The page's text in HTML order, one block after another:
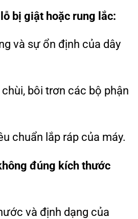
bị giật hoặc rung lắc:
và sự ổn định của dây
bôi trơn các bộ phận
chuẩn lắp ráp của máy.
đúng kích thước
và định dạng của